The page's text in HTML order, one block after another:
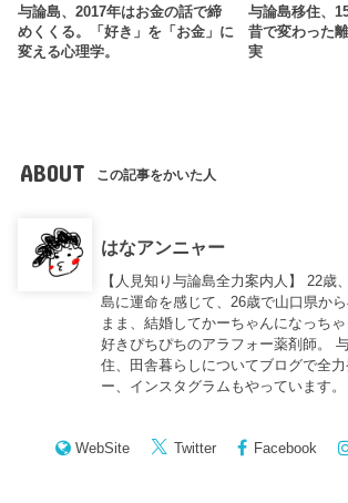
与論島、2017年はお金の話で締
めくくる。「好き」を「お金」に
変える心理学。
与論島移住、
昔で変わった
実
ABOUT この記事をかいた人
はなアンニャー
【人見知り与論島全力案内人】 22歳
島に運命を感じて、26歳で山口県か
まま、結婚してかーちゃんになっち
好きぴちぴちのアラフォー薬剤師。
住、田舎暮らしについてブログで全
ー、インスタグラムもやっています。
WebSite Twitter Facebook